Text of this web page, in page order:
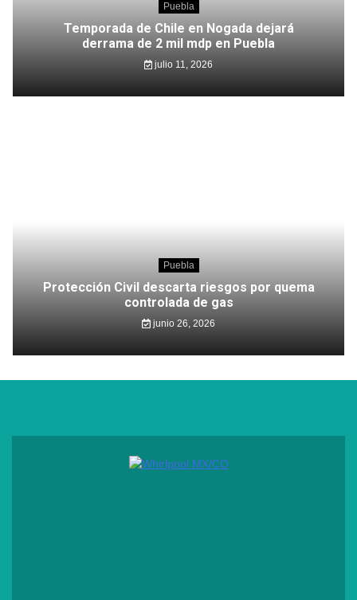
Puebla
Temporada de Chile en Nogada dejará
derrama de 2 mil mdp en Puebla
julio 11, 2026
Puebla
Protección Civil descarta riesgos por quema
controlada de gas
junio 26, 2026